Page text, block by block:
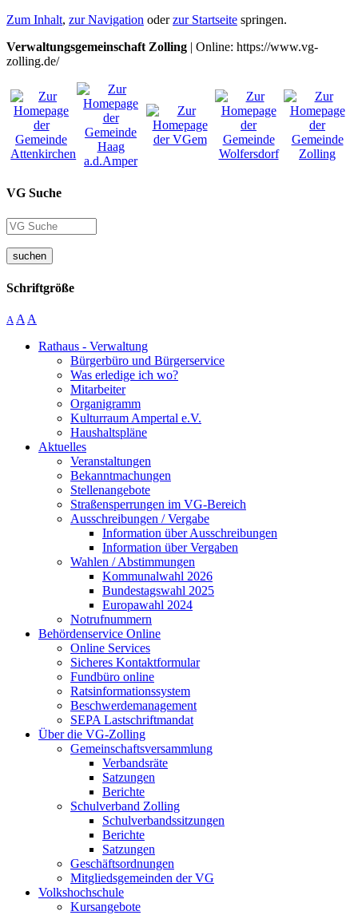
Zum Inhalt, zur Navigation oderzur Startseite springen.
Verwaltungsgemeinschaft Zolling | Online: https://www.vg-
zolling.de/
VG Suche
suchen
Schriftgröße
A A A
Rathaus - Verwaltung
Bürgerbüro und Bürgerservice
Was erledige ich wo?
Mitarbeiter
Organigramm
Kulturraum Ampertal e.V.
Haushaltspläne
Aktuelles
Veranstaltungen
Bekanntmachungen
Stellenangebote
Straßensperrungen im VG-Bereich
Ausschreibungen / Vergabe
Information über Ausschreibungen
Information über Vergaben
Wahlen / Abstimmungen
Kommunalwahl 2026
Bundestagswahl 2025
Europawahl 2024
Notrufnummern
Behördenservice Online
Online Services
Sicheres Kontaktformular
Fundbüro online
Ratsinformationssystem
Beschwerdemanagement
SEPA Lastschriftmandat
Über die VG-Zolling
Gemeinschaftsversammlung
Verbandsräte
Satzungen
Berichte
Schulverband Zolling
Schulverbandssitzungen
Berichte
Satzungen
Geschäftsordnungen
Mitgliedsgemeinden der VG
Volkshochschule
Kursangebote